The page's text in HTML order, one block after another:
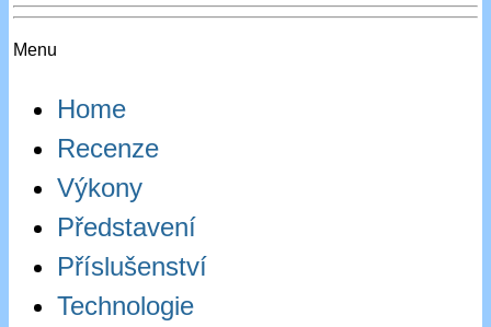
Menu
Home
Recenze
Výkony
Představení
Příslušenství
Technologie